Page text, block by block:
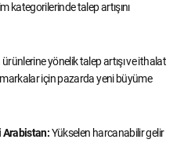
kategorilerinde talep artışını
yönelik talep artışı ve ithalat
için pazarda yeni büyüme
Arabistan:Yükselen harcanabilir gelir